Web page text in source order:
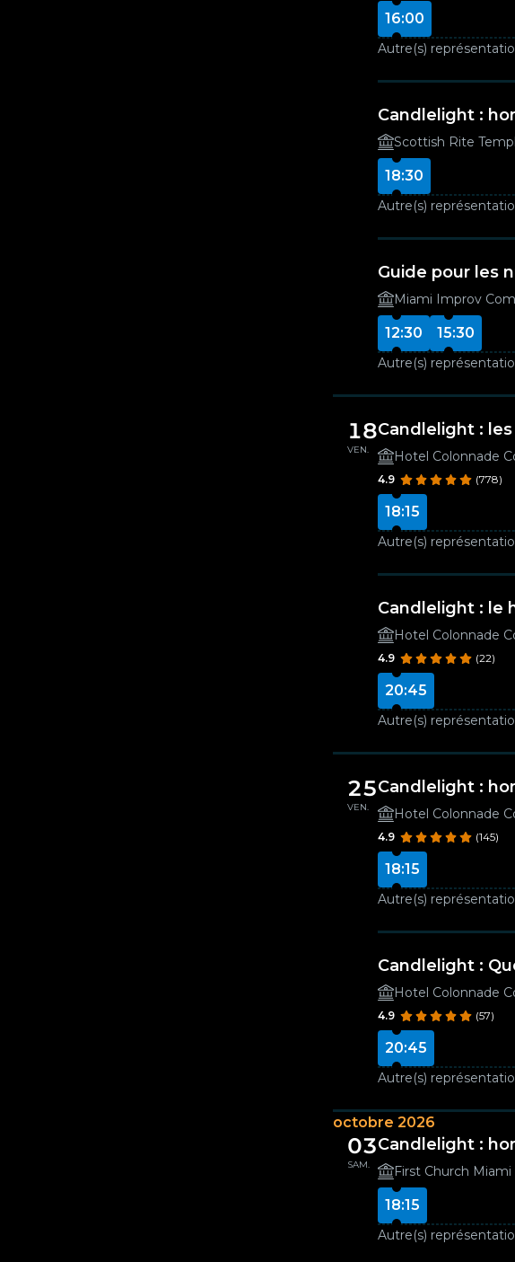
16:00
Autre(s)
Candlelight :
Scottish Rite
18:30
Autre(s)
Guide pour les
Miami Improv
12:30 15:30
Autre(s)
18
VEN.
Candlelight :
Hotel Colonnade
4.9 (778)
18:15
Autre(s)
Candlelight : le
Hotel Colonnade
4.9 (22)
20:45
Autre(s)
25
VEN.
Candlelight :
Hotel Colonnade
4.9 (145)
18:15
Autre(s)
Candlelight :
Hotel Colonnade
4.9 (57)
20:45
Autre(s)
octobre 2026
03
SAM.
Candlelight :
First Church Miami
18:15
Autre(s)